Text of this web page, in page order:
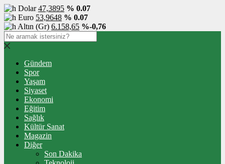
Dolar47,3895 % 0.07
Euro 53,9648 % 0.07
Altın (Gr) 6.158,65 %-0,76
Gündem
Spor
Yaşam
Siyaset
Ekonomi
Eğitim
Sağlık
Kültür Sanat
Magazin
Diğer
Son Dakika